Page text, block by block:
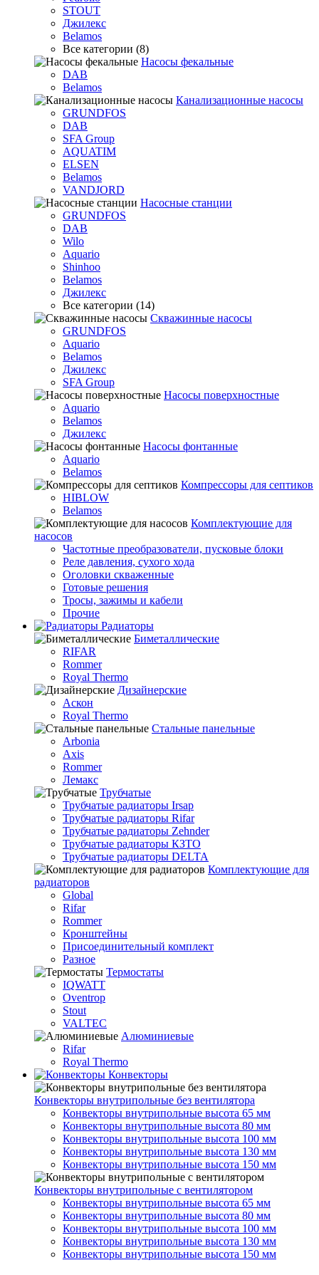
STOUT
Джилекс
Belamos
Все категории (8)
Насосы фекальные
DAB
Belamos
Канализационные насосы
GRUNDFOS
DAB
SFA Group
AQUATIM
ELSEN
Belamos
VANDJORD
Насосные станции
GRUNDFOS
DAB
Wilo
Aquario
Shinhoo
Belamos
Джилекс
Все категории (14)
Скважинные насосы
GRUNDFOS
Aquario
Belamos
Джилекс
SFA Group
Насосы поверхностные
Aquario
Belamos
Джилекс
Насосы фонтанные
Aquario
Belamos
Компрессоры для септиков
HIBLOW
Belamos
Комплектующие для
насосов
Частотные преобразователи, пусковые блоки
Реле давления, сухого хода
Оголовки скваженные
Готовые решения
Тросы, зажимы и кабели
Прочие
Радиаторы
Биметаллические
RIFAR
Rommer
Royal Thermo
Дизайнерские
Аскон
Royal Thermo
Стальные панельные
Arbonia
Axis
Rommer
Лемакс
Трубчатые
Трубчатые радиаторы Irsap
Трубчатые радиаторы Rifar
Трубчатые радиаторы Zehnder
Трубчатые радиаторы КЗТО
Трубчатые радиаторы DELTA
Комплектующие для
радиаторов
Global
Rifar
Rommer
Кронштейны
Присоединительный комплект
Разное
Термостаты
IQWATT
Oventrop
Stout
VALTEC
Алюминиевые
Rifar
Royal Thermo
Конвекторы
Конвекторы внутрипольные без вентилятора
Конвекторы внутрипольные высота 65 мм
Конвекторы внутрипольные высота 80 мм
Конвекторы внутрипольные высота 100 мм
Конвекторы внутрипольные высота 130 мм
Конвекторы внутрипольные высота 150 мм
Конвекторы внутрипольные с вентилятором
Конвекторы внутрипольные высота 65 мм
Конвекторы внутрипольные высота 80 мм
Конвекторы внутрипольные высота 100 мм
Конвекторы внутрипольные высота 130 мм
Конвекторы внутрипольные высота 150 мм